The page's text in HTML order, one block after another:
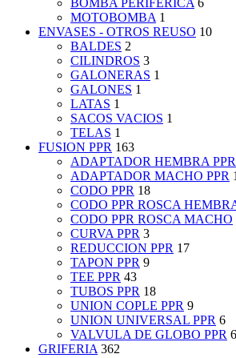
BOMBA PERIFERICA 6
MOTOBOMBA 1
ENVASES - OTROS REUSO 10
BALDES 2
CILINDROS 3
GALONERAS 1
GALONES 1
LATAS 1
SACOS VACIOS 1
TELAS 1
FUSION PPR 163
ADAPTADOR HEMBRA PPR
ADAPTADOR MACHO PPR
CODO PPR 18
CODO PPR ROSCA
CODO PPR ROSCA MACHO
CURVA PPR 3
REDUCCION PPR 17
TAPON PPR 9
TEE PPR 43
TUBOS PPR 18
UNION COPLE PPR 9
UNION UNIVERSAL PPR 6
VALVULA DE GLOBO PPR 6
GRIFERIA 362